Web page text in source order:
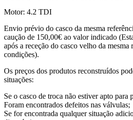
Motor: 4.2 TDI
Envio prévio do casco da mesma
caução de 150,00€ ao valor indicado
após a receção do casco velho da mesma
condições).
Os preços dos produtos reconstruídos
situações:
Se o casco de troca não estiver apto para
Foram encontrados defeitos nas válvulas;
Se for encontrada qualquer situação